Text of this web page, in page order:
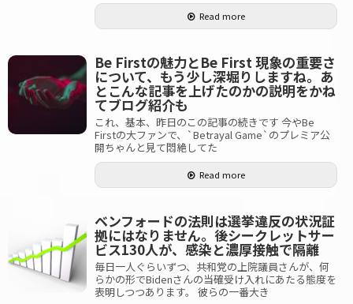
Read more
Be Firstの魅力とBe First 現象の重要さ
について、もう少し深堀りしますね。あ
とこんな記事を上げたのかの説明をかね
てブログ紹介も
これ、基本、昨日のこの記事の続きです 今やBe
Firstの大ファンで、`Betrayal Game`のプレミア公
開ちゃんと見て悶絶してた
Read more
ベンフォードの法則は選挙違反の状況証
拠にはなりません。後シークレットサー
ビス130人が、感染と濃厚接触で隔離
毎日一人ぐらいずつ、共和党の上院議員さんが、何
らかの形でBidenさんの当確受け入れにあたる態度を
表明しつつあります。 彼らの一番大き